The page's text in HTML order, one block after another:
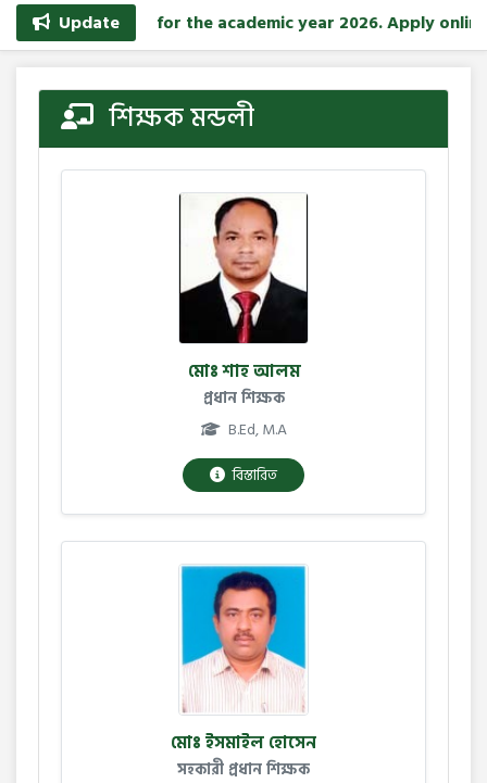
Update
on for the academic year 2026. Apply online now!
শিক্ষক মন্ডলী
মোঃ শাহ আলম
প্রধান শিক্ষক
B.Ed, M.A
বিস্তারিত
মোঃ ইসমাইল হোসেন
সহকারী প্রধান শিক্ষক